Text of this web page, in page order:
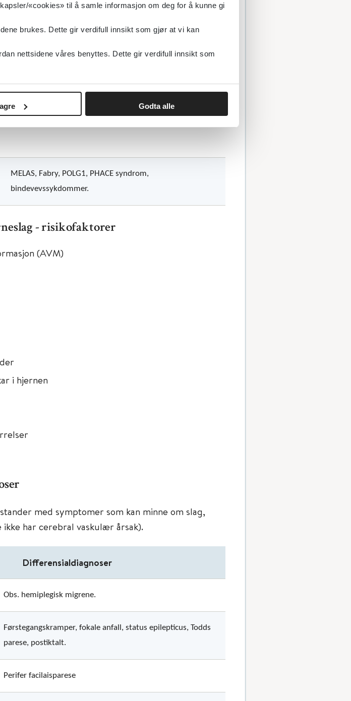
«cookies» til å samle informasjon om deg for å kunne gi
brukes. Dette gir verdifull innsikt som gjør at vi kan
nettsidene våres benyttes. Dette gir verdifull innsikt som
Godta alle
Protein C- og protein S-mangel, AT3-mangel, Leiden-,
protrombin 20210-, MTHFR-mutasjon, antifosfolipid
Posttraumatisk disseksjon.
MELAS, Fabry, POLG1, PHACE syndrom,
bindevevssykdommer.
- risikofaktorer
(AVM)
i hjernen
med symptomer som kan minne om slag,
har cerebral vaskulær årsak).
Differensialdiagnoser
Obs. hemiplegisk migrene.
Førstegangskramper, fokale anfall, status epilepticus, Todds
parese, postiktalt.
Perifer facilaisparese